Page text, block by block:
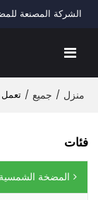
الشركة المصنعة
منزل / جميع /
فئات
المضخة الشمسية DC